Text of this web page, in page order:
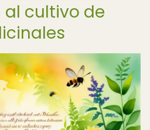
cultivo de